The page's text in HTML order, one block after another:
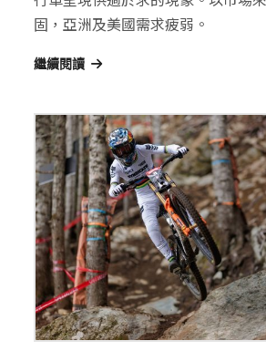
固，亞洲及美國需求疲弱。
繼續閱讀